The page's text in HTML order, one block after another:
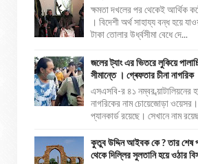
ক্ষমতা দখলের পর থেকেই আর্থিক
। বিদেশী অর্থ সাহায্য বন্ধ হয়ে
টাকা তোলার উর্ধ্বসীমা বেধে দে...
জলের ট্যাং এর ভিতরে লুকিয়ে
সীমান্তে । গ্ৰেফতার চীনা নাগরিক
এসএসবি-র ৪১ নম্বর ব্য়াটালিয়নের
নাগরিকের নাম চোয়েজোড়া
প্যানকার্ড রয়েছে। সেখানে নাম
কুতুব উদ্দিন আইবক কে ? তার শেষ
থেকে দিল্লির সুলতানি হয়ে ওঠার